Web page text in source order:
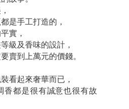
是手工打造的，
實，
級及香味的設計，
賣到上萬元的價錢。
看起來奢華而已，
香都是很有誠意也很有故